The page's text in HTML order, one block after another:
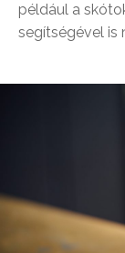
például a
segítségével is